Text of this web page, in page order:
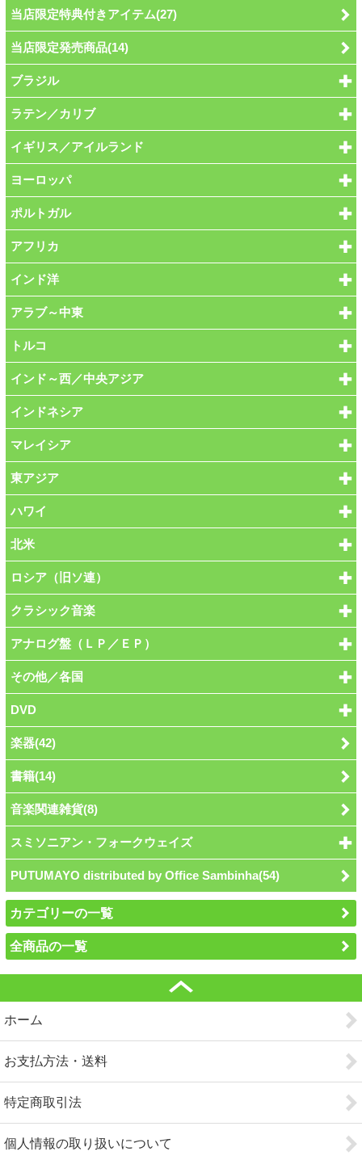
当店限定特典付きアイテム(27)
当店限定発売商品(14)
ブラジル
ラテン／カリブ
イギリス／アイルランド
ヨーロッパ
ポルトガル
アフリカ
インド洋
アラブ～中東
トルコ
インド～西／中央アジア
インドネシア
マレイシア
東アジア
ハワイ
北米
ロシア（旧ソ連）
クラシック音楽
アナログ盤（ＬＰ／ＥＰ）
その他／各国
DVD
楽器(42)
書籍(14)
音楽関連雑貨(8)
スミソニアン・フォークウェイズ
PUTUMAYO distributed by Office Sambinha(54)
カテゴリーの一覧
全商品の一覧
ホーム
お支払方法・送料
特定商取引法
個人情報の取り扱いについて